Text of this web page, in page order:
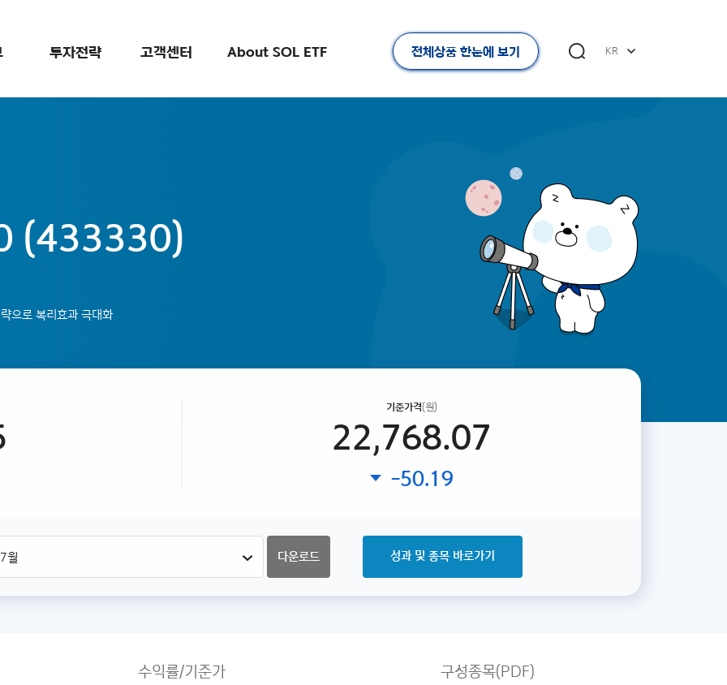
투자전략 고객센터 About SOL ETF 전체상품 한눈에 보기 KR
(433330)
으로 복리효과 극대화
기준가격(원)
22,768.07
-50.19
다운로드 성과 및 종목 바로가기
수익률/기준가 구성종목(PDF)